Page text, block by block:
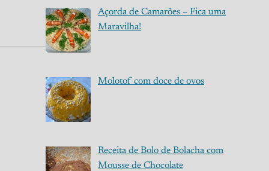
Açorda de Camarões – Fica uma
Maravilha!
Molotof com doce de ovos
Receita de Bolo de Bolacha com
Mousse de Chocolate